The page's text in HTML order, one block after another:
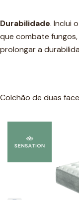
Durabilidade. Inclui
que combate
prolongar a
Colchão de duas